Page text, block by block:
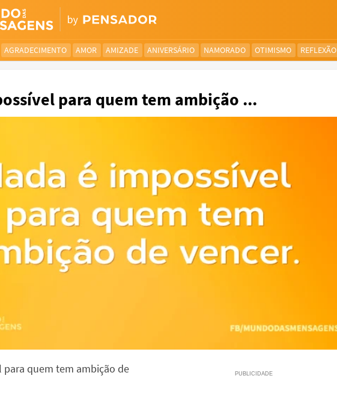
AGRADECIMENTO AMOR AMIZADE ANIVERSÁRIO NAMORADO OTIMISMO REFLEXÃO
para quem tem ambição ...
para quem tem ambição de